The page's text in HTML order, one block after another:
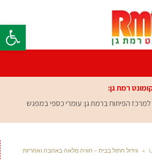
פתח
רמת גן:
מה-NBA למרכז הפיתוח ברמת גן: עומרי כספי במפגש
» גידול חתול בבית – חוויה מלאה באהבה ואחריות